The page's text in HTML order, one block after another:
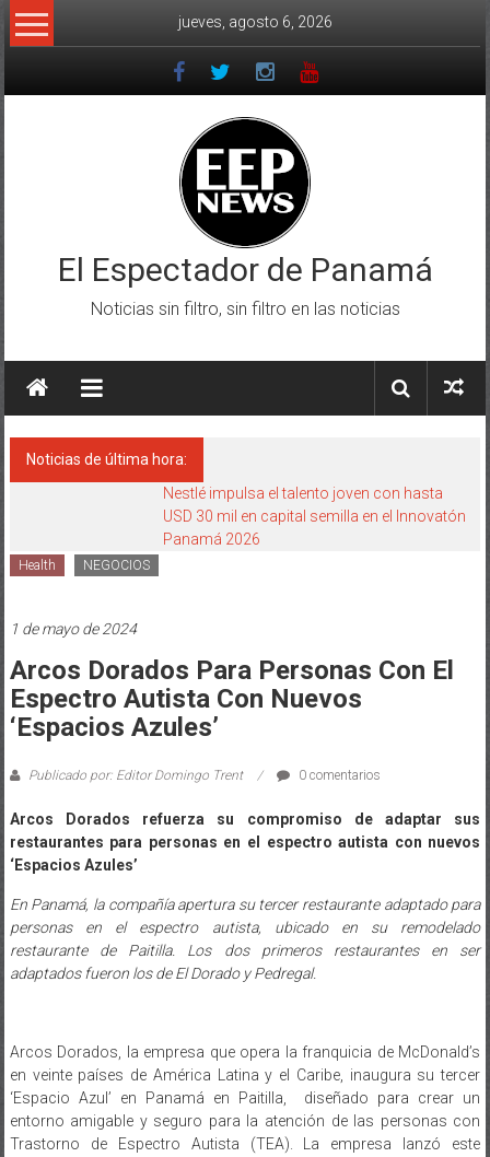
Saltar
al
jueves, agosto 6, 2026
El Espectador de Panamá
Noticias sin filtro, sin filtro en las noticias
Noticias de última hora:
Nestlé impulsa el talento joven con hasta
USD 30 mil en capital semilla en el Innovatón
Panamá 2026
Health NEGOCIOS
1 de mayo de 2024
Arcos Dorados Para Personas Con El
Espectro Autista Con Nuevos
‘Espacios Azules’
Publicado por: Editor Domingo Trent 0 comentarios
Arcos Dorados refuerza su compromiso de adaptar sus
restaurantes para personas en el espectro autista con nuevos
‘Espacios Azules’
En Panamá, la compañía apertura su tercer restaurante adaptado para
personas en el espectro autista, ubicado en su remodelado
restaurante de Paitilla. Los dos primeros restaurantes en ser
adaptados fueron los de El Dorado y Pedregal.
Arcos Dorados, la empresa que opera la franquicia de McDonald’s
en veinte países de América Latina y el Caribe, inaugura su tercer
‘Espacio Azul’ en Panamá en Paitilla, diseñado para crear un
entorno amigable y seguro para la atención de las personas con
Trastorno de Espectro Autista (TEA). La empresa lanzó este